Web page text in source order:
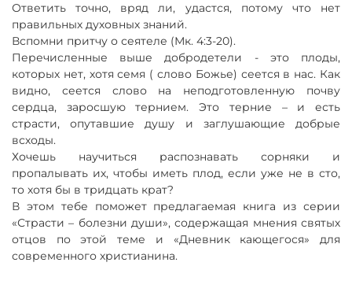
Ответить точно, вряд ли, удастся, потому что нет
правильных духовных знаний.
Вспомни притчу о сеятеле (Мк. 4:3-20).
Перечисленные выше добродетели - это плоды,
которых нет, хотя семя ( слово Божье) сеется в нас. Как
видно, сеется слово на неподготовленную почву
сердца, заросшую тернием. Это терние – и есть
страсти, опутавшие душу и заглушающие добрые
всходы.
Хочешь научиться распознавать сорняки и
пропалывать их, чтобы иметь плод, если уже не в сто,
то хотя бы в тридцать крат?
В этом тебе поможет предлагаемая книга из серии
«Страсти – болезни души», содержащая мнения святых
отцов по этой теме и «Дневник кающегося» для
современного христианина.